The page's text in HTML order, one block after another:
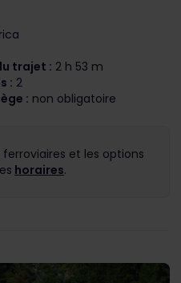
trajet : 2 h 53 m
: 2
: non obligatoire
ferroviaires et les options
horaires.